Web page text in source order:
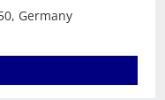
Germany